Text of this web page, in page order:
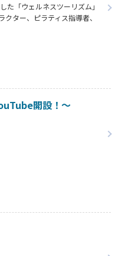
「ウェルネスツーリズム」
ター、ピラティス指導者、
ルを持つ人材がホテル業界
⁉
開設！～
介し、その問題解決までの考